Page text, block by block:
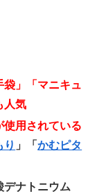
袋」「マニキュ
人気
使用されている
り 」「かむピタ
デナトニウム